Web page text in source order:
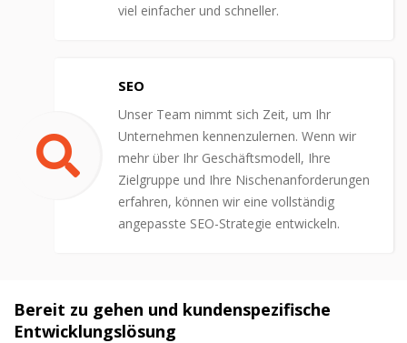
viel einfacher und schneller.
SEO
Unser Team nimmt sich Zeit, um Ihr
Unternehmen kennenzulernen. Wenn wir
mehr über Ihr Geschäftsmodell, Ihre
Zielgruppe und Ihre Nischenanforderungen
erfahren, können wir eine vollständig
angepasste SEO-Strategie entwickeln.
Bereit zu gehen und kundenspezifische
Entwicklungslösung